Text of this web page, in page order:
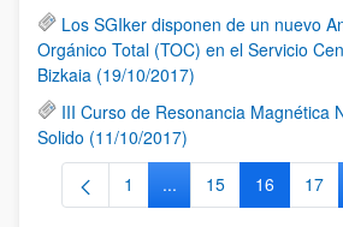
Los SGIker disponen de un nuevo
Orgánico Total (TOC) en el Servicio
Bizkaia (19/10/2017)
III Curso de Resonancia Magnética
Solido (11/10/2017)
Página
1 ...Páginas intermedias
Página
15 Página
16 17